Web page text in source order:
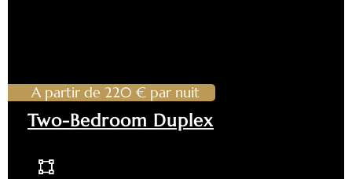
A partir de 220 € par nuit
Two-Bedroom Duplex